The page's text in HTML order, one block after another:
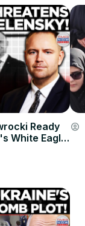
Ready
White Eagle
account_circle